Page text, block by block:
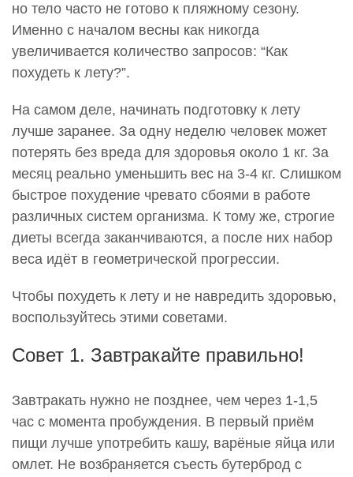
но тело часто не готово к пляжному сезону.
Именно с началом весны как никогда
увеличивается количество запросов: “Как
похудеть к лету?”.
На самом деле, начинать подготовку к лету
лучше заранее. За одну неделю человек может
потерять без вреда для здоровья около 1 кг. За
месяц реально уменьшить вес на 3-4 кг. Слишком
быстрое похудение чревато сбоями в работе
различных систем организма. К тому же, строгие
диеты всегда заканчиваются, а после них набор
веса идёт в геометрической прогрессии.
Чтобы похудеть к лету и не навредить здоровью,
воспользуйтесь этими советами.
Совет 1. Завтракайте правильно!
Завтракать нужно не позднее, чем через 1-1,5
час с момента пробуждения. В первый приём
пищи лучше употребить кашу, варёные яйца или
омлет. Не возбраняется съесть бутерброд с